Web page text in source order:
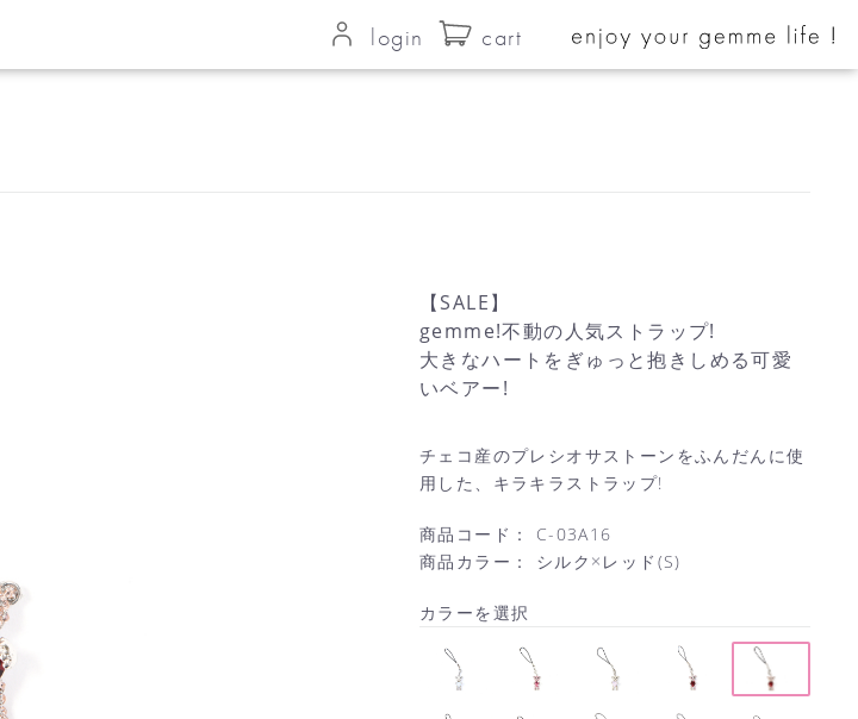
login cart
【SALE】
gemme!不動の人気ストラップ!
大きなハートをぎゅっと抱きしめる可愛
いベアー!
チェコ産のプレシオサストーンをふんだんに使
用した、キラキラストラップ!
商品コード： C-03A16
商品カラー： シルク×レッド(S)
カラーを選択